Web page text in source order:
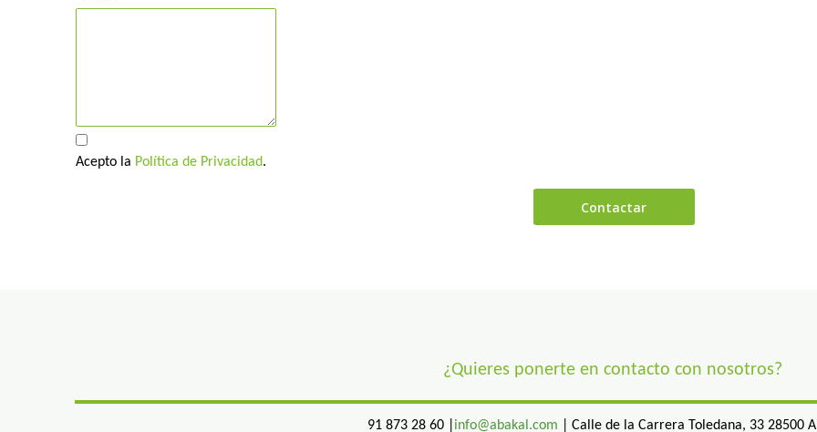
Acepto la Política de Privacidad.
¿Quieres ponerte en contacto con nosotros?
91 873 28 60 | info@abakal.com | Calle de la Carrera Toledana, 33 28500